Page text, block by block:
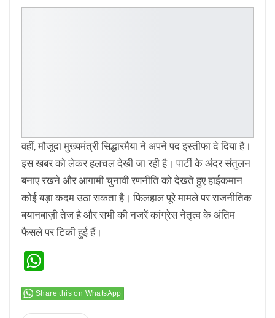
वहीं, मौजूदा मुख्यमंत्री सिद्धारमैया ने अपने पद इस्तीफा दे दिया है।
इस खबर को लेकर हलचल देखी जा रही है। पार्टी के अंदर संतुलन
बनाए रखने और आगामी चुनावी रणनीति को देखते हुए हाईकमान
कोई बड़ा कदम उठा सकता है। फिलहाल पूरे मामले पर राजनीतिक
बयानबाज़ी तेज है और सभी की नजरें कांग्रेस नेतृत्व के अंतिम
फैसले पर टिकी हुई हैं।
Share this on WhatsApp